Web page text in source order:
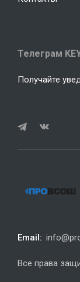
Телеграм
Получайте
Email:
Все права